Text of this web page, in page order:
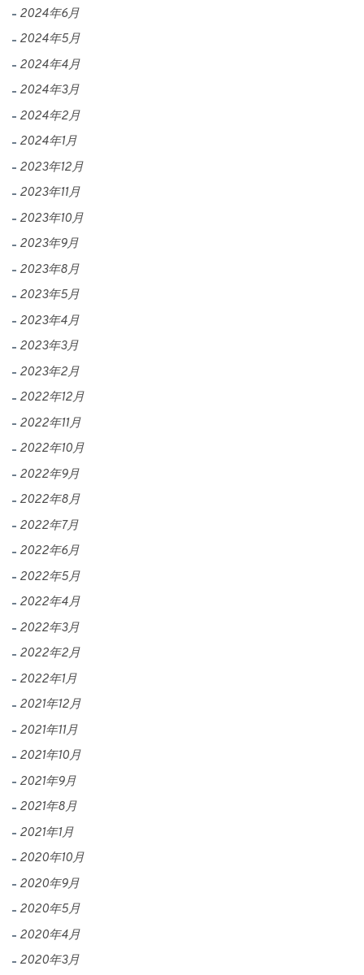
2024年6月
2024年5月
2024年4月
2024年3月
2024年2月
2024年1月
2023年12月
2023年11月
2023年10月
2023年9月
2023年8月
2023年5月
2023年4月
2023年3月
2023年2月
2022年12月
2022年11月
2022年10月
2022年9月
2022年8月
2022年7月
2022年6月
2022年5月
2022年4月
2022年3月
2022年2月
2022年1月
2021年12月
2021年11月
2021年10月
2021年9月
2021年8月
2021年1月
2020年10月
2020年9月
2020年5月
2020年4月
2020年3月